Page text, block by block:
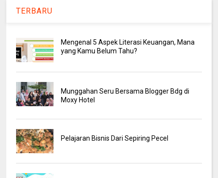
TERBARU
Mengenal 5 Aspek Literasi Keuangan, Mana
yang Kamu Belum Tahu?
Munggahan Seru Bersama Blogger Bdg di
Moxy Hotel
Pelajaran Bisnis Dari Sepiring Pecel